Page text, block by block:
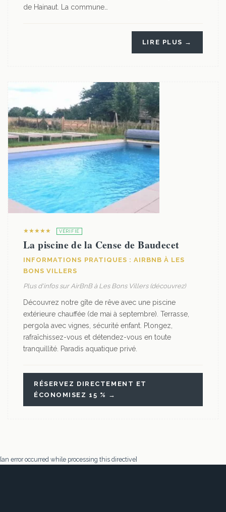
de Hainaut. La commune…
LIRE PLUS →
★★★★★ VÉRIFIÉ
La piscine de la Cense de Baudecet
INFORMATIONS PRATIQUES : AIRBNB À LES
BONS VILLERS
Plus d'infos sur AirBnB à Les Bons Villers (découvrez)
Découvrez notre gîte de rêve avec une piscine
extérieure chauffée (de mai à septembre). Terrasse,
pergola avec vignes, sécurité enfant. Plongez,
rafraîchissez-vous et détendez-vous en toute
tranquillité. Paradis aquatique privé.
RÉSERVEZ DIRECTEMENT ET
ÉCONOMISEZ 15 % →
[an error occurred while processing this directive]